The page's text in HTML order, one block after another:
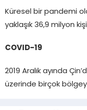
Küresel bir pandemi
yaklaşık 36,9 milyon
COVID-19
2019 Aralık ayında
üzerinde birçok